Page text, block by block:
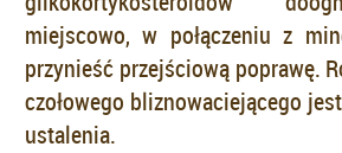
miejscowo, w połączeniu z
przynieść przejściową poprawę.
czołowego bliznowaciejącego
ustalenia.